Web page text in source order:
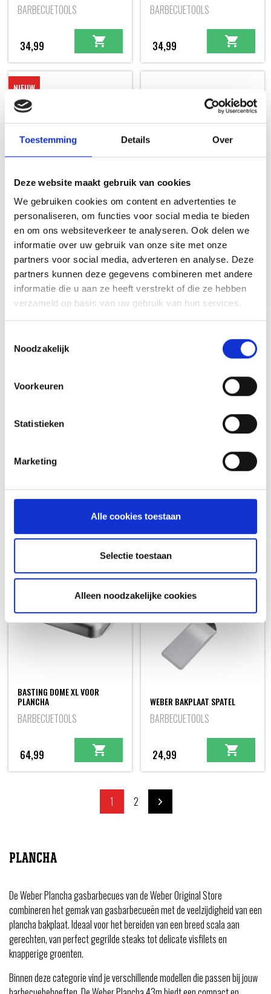
Toestemming Details Over
Deze website maakt gebruik van cookies
We gebruiken cookies om content en advertenties te
personaliseren, om functies voor social media te bieden
en om ons websiteverkeer te analyseren. Ook delen we
informatie over uw gebruik van onze site met onze
partners voor social media, adverteren en analyse. Deze
partners kunnen deze gegevens combineren met andere
informatie die u aan ze heeft verstrekt of die ze hebben
verzameld op basis van uw gebruik van hun services.
Noodzakelijk
Voorkeuren
Statistieken
Marketing
Alle cookies toestaan
Selectie toestaan
Alleen noodzakelijke cookies
BARBECUETOOLS
34,99
BARBECUETOOLS
34,99
NIEUW
WARMHOUDREK MET TWEE
NIVEAUS VOOR PLANCHA
GPD/GPSB 76 CM
BARBECUETOOLS
52,99
WEBER 3-DELIGE BAKPLAAT
STARTERSET
BARBECUETOOLS
49,99
WEBER TOOLSET PLANCHA
BARBECUETOOLS
WEBER BAKPLAAT BASTING
BARBECUETOOLS
49,99
BASTING DOME XL VOOR
PLANCHA
BARBECUETOOLS
64,99
WEBER BAKPLAAT SPATEL
BARBECUETOOLS
24,99
1 2
PLANCHA
De Weber Plancha gasbarbecues van de Weber Original Store
combineren het gemak van gasbarbecueën met de veelzijdigheid van een
plancha bakplaat. Ideaal voor het bereiden van een breed scala aan
gerechten, van perfect gegrilde steaks tot delicate visfilets en
knapperige groenten.
Binnen deze categorie vind je verschillende modellen die passen bij jouw